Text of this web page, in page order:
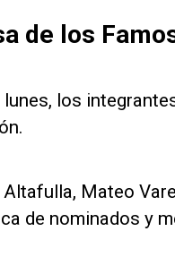
de los
los
Mateo
de nominados y